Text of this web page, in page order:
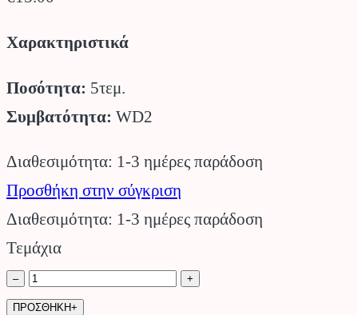
Χαρακτηριστικά
Ποσότητα: 5τεμ.
Συμβατότητα: WD2
Διαθεσιμότητα: 1-3 ημέρες παράδοση
Προσθήκη στην σύγκριση
Διαθεσιμότητα: 1-3 ημέρες παράδοση
Τεμάχια
–
Σακούλες
χάρτινες
+
ΠΡΟΣΘΗΚΗ+